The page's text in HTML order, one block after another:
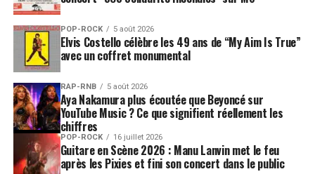
Après Paris, Muse poursuivra son passage en France
avec deux concerts à laSud de France Arena de
Montpellier
décembre 2026. La prévente de la salle débutera le 18
juin à 10 heures, suivie par la vente générale le 19 juin à
la même heure.
Ces trois représentations font de la France l’un des pays
les mieux servis de la partie européenne de la tournée.
POP-ROCK 5 août 2026
Elvis Costello célèbre les 49 ans de “My Aim Is True”
avec un coffret monumental
RAP-RNB 5 août 2026
Aya Nakamura plus écoutée que Beyoncé sur
YouTube Music ? Ce que signifient réellement les
chiffres
POP-ROCK 16 juillet 2026
Guitare en Scène 2026 : Manu Lanvin met le feu
après les Pixies et fini son concert dans le public